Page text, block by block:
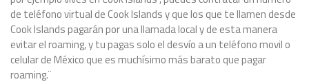
de teléfono virtual de Cook Islands y que los que te llamen desde
Cook Islands pagarán por una llamada local y de esta manera
evitar el roaming, y tu pagas solo el desvío a un teléfono movil o
celular de México que es muchísimo más barato que pagar
roaming.¨